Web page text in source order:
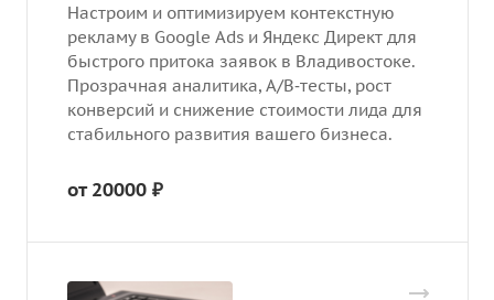
Настроим и оптимизируем контекстную
рекламу в Google Ads и Яндекс Директ для
быстрого притока заявок в Владивостоке.
Прозрачная аналитика, A/B‑тесты, рост
конверсий и снижение стоимости лида для
стабильного развития вашего бизнеса.
от 20000 ₽